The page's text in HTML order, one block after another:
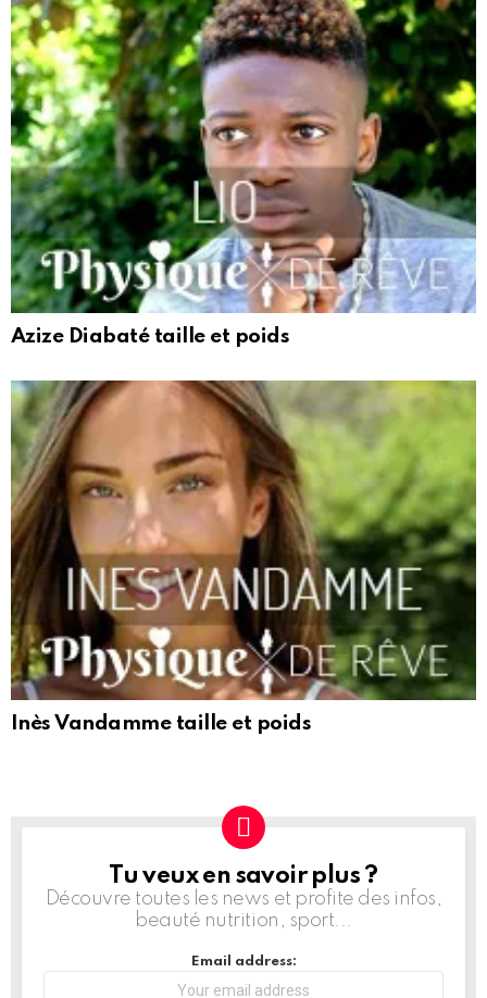
Azize Diabaté taille et poids
Inès Vandamme taille et poids
NEWSLETTERTu veux en savoir plus ?
Découvre toutes les news et profite des infos,
beauté nutrition, sport...
Email address: